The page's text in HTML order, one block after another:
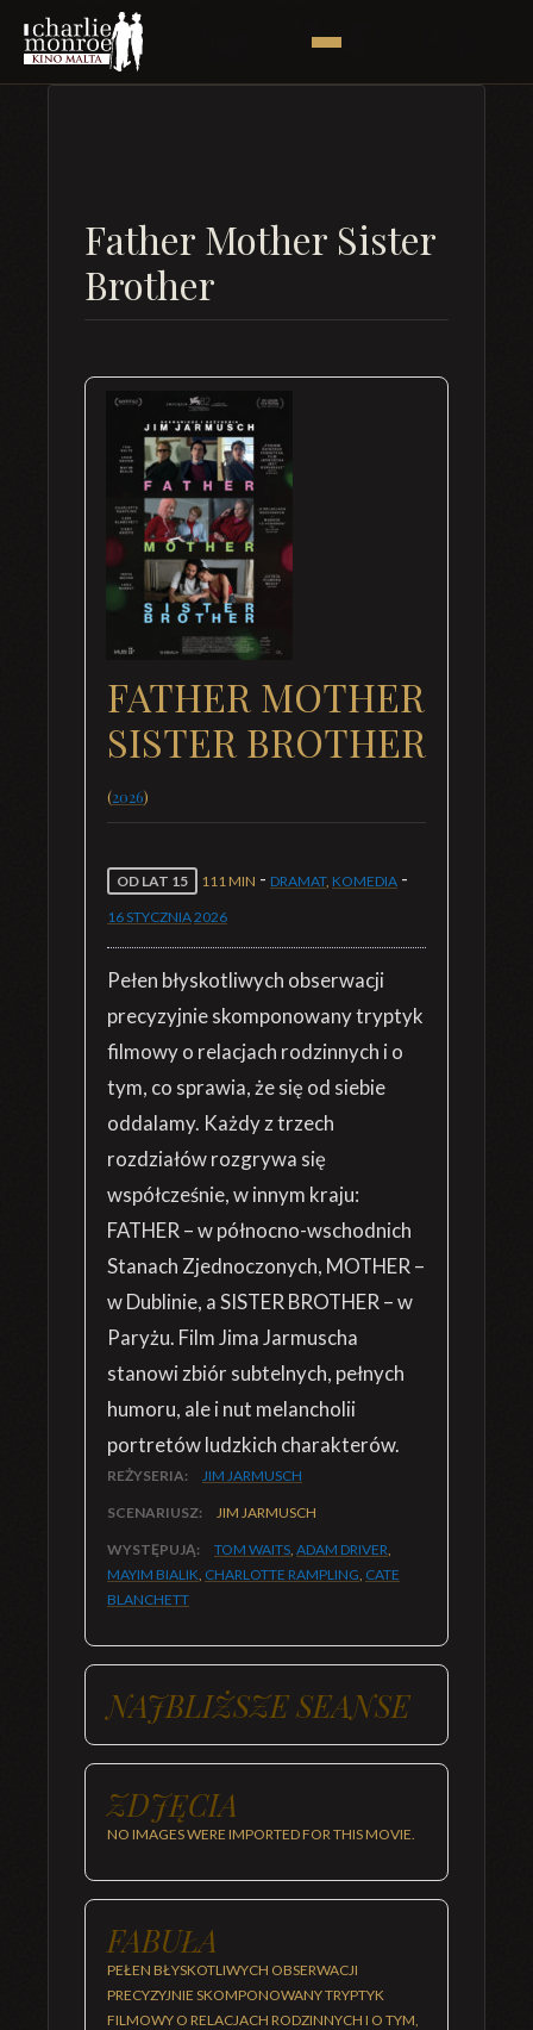
Father Mother Sister
Brother
FATHER MOTHER
SISTER BROTHER
(2026)
OD LAT 15 111 MIN - DRAMAT, KOMEDIA -
16 STYCZNIA2026
Pełen błyskotliwych obserwacji
precyzyjnie skomponowany tryptyk
filmowy o relacjach rodzinnych i o
tym, co sprawia, że się od siebie
oddalamy. Każdy z trzech
rozdziałów rozgrywa się
współcześnie, w innym kraju:
FATHER – w północno-wschodnich
Stanach Zjednoczonych, MOTHER –
w Dublinie, a SISTER BROTHER – w
Paryżu. Film Jima Jarmuscha
stanowi zbiór subtelnych, pełnych
humoru, ale i nut melancholii
portretów ludzkich charakterów.
REŻYSERIA: JIM JARMUSCH
SCENARIUSZ: JIM JARMUSCH
WYSTĘPUJĄ: TOM WAITS, ADAM DRIVER,
MAYIM BIALIK, CHARLOTTE RAMPLING, CATE
BLANCHETT
NAJBLIŻSZE SEANSE
ZDJĘCIA
NO IMAGES WERE IMPORTED FOR THIS MOVIE.
FABUŁA
PEŁEN BŁYSKOTLIWYCH OBSERWACJI
PRECYZYJNIE SKOMPONOWANY TRYPTYK
FILMOWY O RELACJACH RODZINNYCH I O TYM,